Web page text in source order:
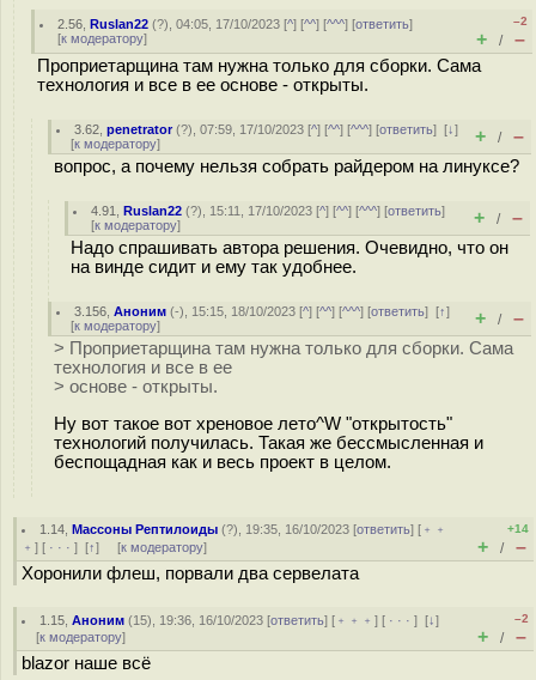
2.56 ,Ruslan22 (?), 04:05, 17/10/2023 [^] [^^] [^^^] [ответить]
[к модератору]
–2
+ / –
Проприетарщина там нужна только для сборки. Сама
технология и все в ее основе - открыты.
3.62 ,penetrator(?), 07:59, 17/10/2023 [^] [^^] [^^^] [ответить][↓]
[к модератору] + / –
вопрос, а почему нельзя собрать райдером на линуксе?
4.91 ,Ruslan22 (?), 15:11, 17/10/2023 [^] [^^] [^^^] [ответить]
[к модератору] + / –
Надо спрашивать автора решения. Очевидно, что он
на винде сидит и ему так удобнее.
3.156 ,Аноним (-), 15:15, 18/10/2023 [^] [^^] [^^^] [ответить][↑]
[к модератору] + / –
> Проприетарщина там нужна только для сборки. Сама
технология и все в ее
> основе - открыты.
Ну вот такое вот хреновое лето^W "открытость"
технологий получилась. Такая же бессмысленная и
беспощадная как и весь проект в целом.
1.14 ,Массоны Рептилоиды (?), 19:35, 16/10/2023 [ответить] [ ﹢﹢
﹢ ] [ · · · ] [↑] [к модератору]
+14
+ / –
Хоронили флеш, порвали два сервелата
1.15 ,Аноним (15), 19:36, 16/10/2023 [ответить] [ ﹢﹢﹢] [ · · ·][↓]
[к модератору]
–2
+ / –
blazor наше всё